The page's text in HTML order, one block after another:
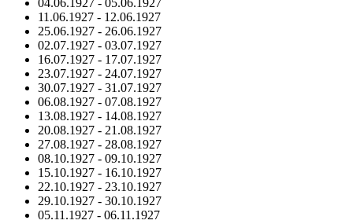
04.06.1927 - 05.06.1927
11.06.1927 - 12.06.1927
25.06.1927 - 26.06.1927
02.07.1927 - 03.07.1927
16.07.1927 - 17.07.1927
23.07.1927 - 24.07.1927
30.07.1927 - 31.07.1927
06.08.1927 - 07.08.1927
13.08.1927 - 14.08.1927
20.08.1927 - 21.08.1927
27.08.1927 - 28.08.1927
08.10.1927 - 09.10.1927
15.10.1927 - 16.10.1927
22.10.1927 - 23.10.1927
29.10.1927 - 30.10.1927
05.11.1927 - 06.11.1927